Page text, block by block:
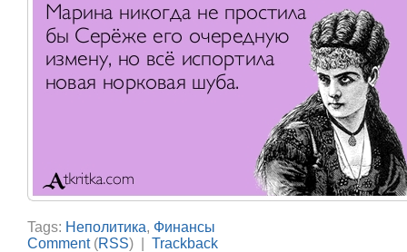
Tags: Неполитика, Финансы
Comment(RSS) | Trackback